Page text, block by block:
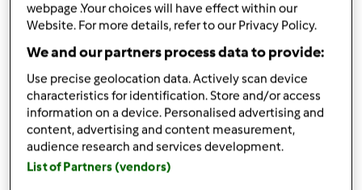
Ingredientes
Coxas de Frango Estufadas
600g coxas de frango com pele
250g cebola
100g cerveja
webpage .Your choices will have effect within our
Website. For more details, refer to our Privacy Policy.
We and our partners process data to provide:
Use precise geolocation data. Actively scan device
characteristics for identification. Store and/or access
information on a device. Personalised advertising and
content, advertising and content measurement,
audience research and services development.
List of Partners (vendors)